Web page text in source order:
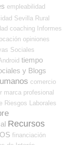
empleabilidad
Sevilla Rural
coaching Informes
opiniones
Sociales
tiempo
y Blogs
comercio
marca profesional
Riesgos Laborales
Recursos
financiación